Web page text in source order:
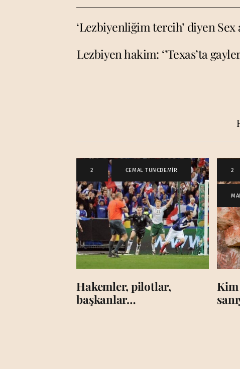
‘Lezbiyenliğim tercih’ diyen
Lezbiyen hakim: ‘’Texas’ta
2 , CEMAL TUNCDEMİR
Hakemler, pilotlar,
başkanlar…
2